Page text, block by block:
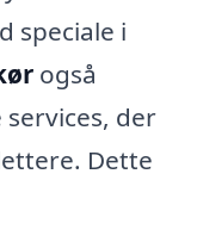
speciale i
også
der
Dette